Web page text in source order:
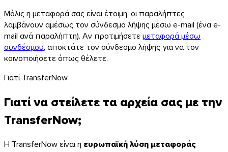
Μόλις η μεταφορά σας είναι έτοιμη, οι παραλήπτες
λαμβάνουν αμέσως τον σύνδεσμο λήψης μέσω e-mail (ένα e-
mail ανά παραλήπτη). Αν προτιμήσετε μεταφορά μέσω
συνδέσμου, αποκτάτε τον σύνδεσμο λήψης για να τον
κοινοποιήσετε όπως θέλετε.
Γιατί TransferNow
Γιατί να στείλετε τα αρχεία σας με την
TransferNow;
Η TransferNow είναι η ευρωπαϊκή λύση μεταφοράς